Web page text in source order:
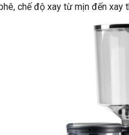
chế độ xay từ mịn đến xay